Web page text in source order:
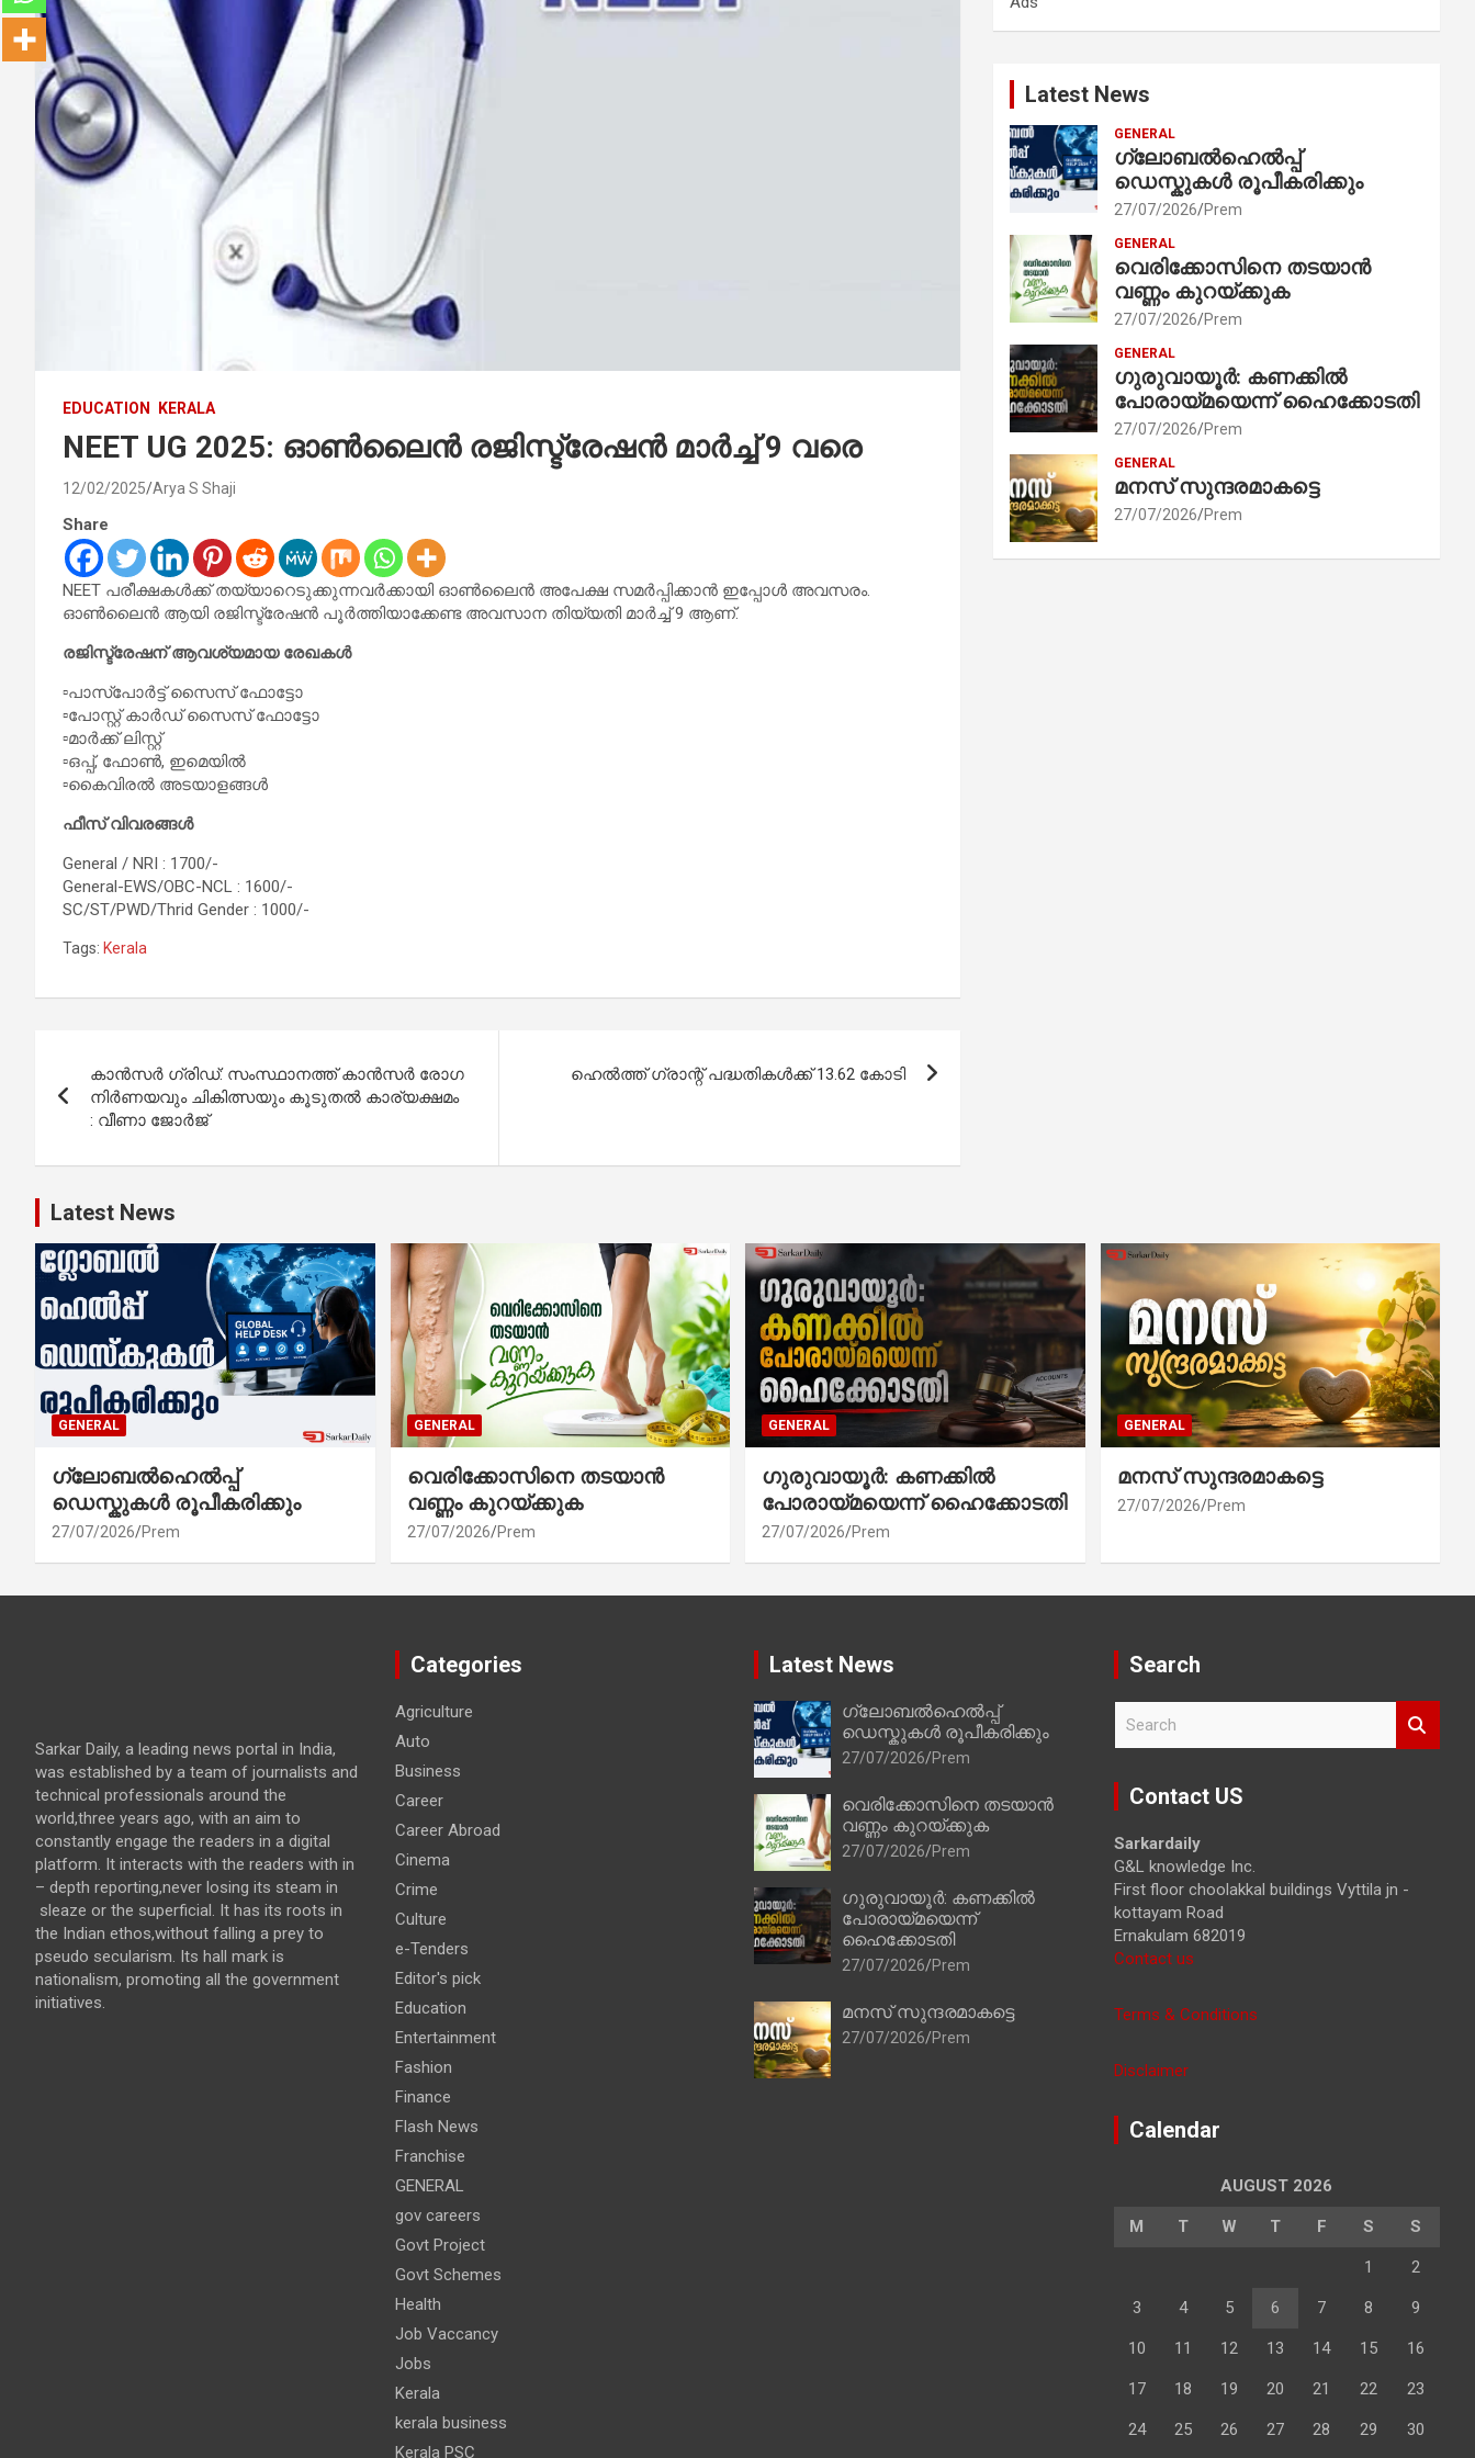
EDUCATION KERALA
NEET UG 2025: ഓണ്‍ലൈന്‍ രജിസ്ട്രേഷന്‍ മാര്‍ച്ച്‌ 9 വരെ
12/02/2025 Arya S Shaji
Share
NEET പരീക്ഷകൾക്ക് തയ്യാറെടുക്കുന്നവർക്കായി ഓൺലൈൻ അപേക്ഷ സമർപ്പിക്കാൻ ഇപ്പോൾ അവസരം.
ഓൺലൈൻ ആയി രജിസ്ട്രേഷന്‍ പൂർത്തിയാക്കേണ്ട അവസാന തിയ്യതി മാര്‍ച്ച്‌ 9 ആണ്.
രജിസ്ട്രേഷന് ആവശ്യമായ രേഖകള്‍
▫️പാസ്പോര്‍ട്ട്‌ സൈസ് ഫോട്ടോ
▫️പോസ്റ്റ്‌ കാര്‍ഡ് സൈസ് ഫോട്ടോ
▫️മാര്‍ക്ക്‌ ലിസ്റ്റ്
▫️ഒപ്പ്, ഫോൺ, ഇമെയിൽ
▫️കൈവിരല്‍ അടയാളങ്ങള്‍
ഫീസ്‌ വിവരങ്ങള്‍
General / NRI : 1700/-
General-EWS/OBC-NCL : 1600/-
SC/ST/PWD/Thrid Gender : 1000/-
Tags: Kerala
navigation
കാൻസർ ഗ്രിഡ്: സംസ്ഥാനത്ത് കാൻസർ രോഗ
നിർണയവും ചികിത്സയും കൂടുതൽ കാര്യക്ഷമം
: വീണാ ജോർജ്
ഹെൽത്ത് ഗ്രാന്റ് പദ്ധതികൾക്ക് 13.62 കോടി
Latest News
GENERAL
ഗ്ലോബൽഹെൽപ്പ്
ഡെസ്കുകൾ രൂപീകരിക്കും
27/07/2026 Prem
GENERAL
വെരിക്കോസിനെ തടയാൻ
വണ്ണം കുറയ്ക്കുക
27/07/2026 Prem
GENERAL
ഗുരുവായൂർ: കണക്കിൽ
പോരായ്മയെന്ന് ഹൈക്കോടതി
27/07/2026 Prem
GENERAL
മനസ് സുന്ദരമാകട്ടെ
27/07/2026 Prem
Latest News
GENERAL
ഗ്ലോബൽഹെൽപ്പ്
ഡെസ്കുകൾ രൂപീകരിക്കും
27/07/2026 Prem
GENERAL
വെരിക്കോസിനെ തടയാൻ
വണ്ണം കുറയ്ക്കുക
27/07/2026 Prem
GENERAL
ഗുരുവായൂർ: കണക്കിൽ
പോരായ്മയെന്ന് ഹൈക്കോടതി
27/07/2026 Prem
GENERAL
മനസ് സുന്ദരമാകട്ടെ
27/07/2026 Prem
Sarkar Daily, a leading news portal in India,
was established by a team of journalists and
technical professionals around the
world,three years ago, with an aim to
constantly engage the readers in a digital
platform. It interacts with the readers with in
– depth reporting,never losing its steam in
sleaze or the superficial. It has its roots in
the Indian ethos,without falling a prey to
pseudo secularism. Its hall mark is
nationalism, promoting all the government
initiatives.
Categories
Agriculture
Auto
Business
Career
Career Abroad
Cinema
Crime
Culture
e-Tenders
Editor's pick
Education
Entertainment
Fashion
Finance
Flash News
Franchise
GENERAL
gov careers
Govt Project
Govt Schemes
Health
Job Vaccancy
Jobs
Kerala
kerala business
Kerala PSC
Latest News
ഗ്ലോബൽഹെൽപ്പ്
ഡെസ്കുകൾ രൂപീകരിക്കും
27/07/2026 Prem
വെരിക്കോസിനെ തടയാൻ
വണ്ണം കുറയ്ക്കുക
27/07/2026 Prem
ഗുരുവായൂർ: കണക്കിൽ
പോരായ്മയെന്ന്
ഹൈക്കോടതി
27/07/2026 Prem
മനസ് സുന്ദരമാകട്ടെ
27/07/2026 Prem
Search
r
Contact US
Sarkardaily
G&L knowledge Inc.
First floor choolakkal buildings Vyttila jn -
kottayam Road
Ernakulam 682019
Contact us
Terms & Conditions
Disclaimer
Calendar
AUGUST 2026
M T W T F S S
1 2
3 4 5 6 7 8 9
10 11 12 13 14 15 16
17 18 19 20 21 22 23
24 25 26 27 28 29 30